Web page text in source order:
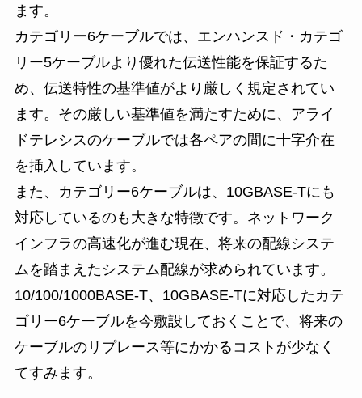
ます。
カテゴリー6ケーブルでは、エンハンスド・カテゴ
リー5ケーブルより優れた伝送性能を保証するた
め、伝送特性の基準値がより厳しく規定されてい
ます。その厳しい基準値を満たすために、アライ
ドテレシスのケーブルでは各ペアの間に十字介在
を挿入しています。
また、カテゴリー6ケーブルは、10GBASE-Tにも
対応しているのも大きな特徴です。ネットワーク
インフラの高速化が進む現在、将来の配線システ
ムを踏まえたシステム配線が求められています。
10/100/1000BASE-T、10GBASE-Tに対応したカテ
ゴリー6ケーブルを今敷設しておくことで、将来の
ケーブルのリプレース等にかかるコストが少なく
てすみます。